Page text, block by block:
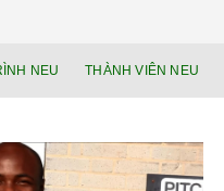
NEU THÀNH VIÊN NEU